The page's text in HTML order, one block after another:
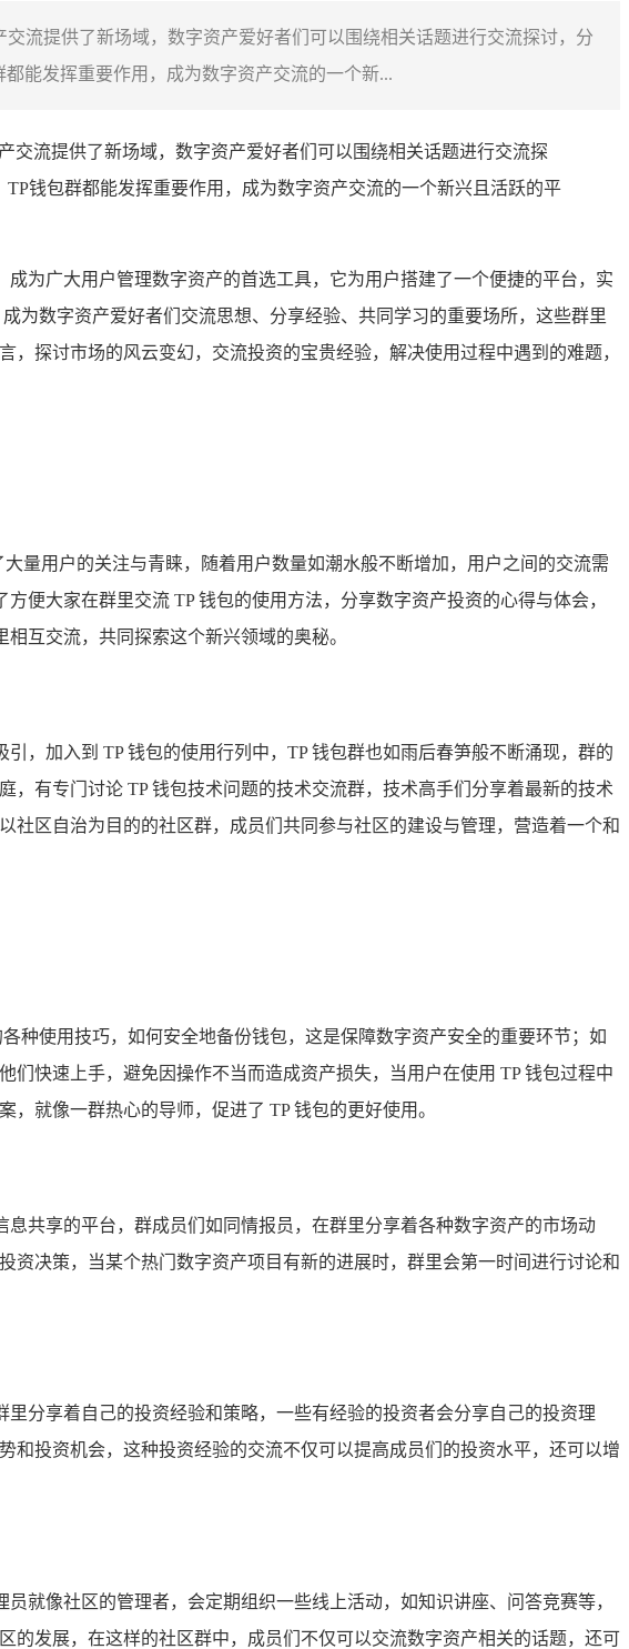
流提供了新场域，数字资产爱好者们可以围绕相关话题进行交流探讨，分
能发挥重要作用，成为数字资产交流的一个新...
交流提供了新场域，数字资产爱好者们可以围绕相关话题进行交流探
钱包群都能发挥重要作用，成为数字资产交流的一个新兴且活跃的平
为广大用户管理数字资产的首选工具，它为用户搭建了一个便捷的平台，实
为数字资产爱好者们交流思想、分享经验、共同学习的重要场所，这些群里
探讨市场的风云变幻，交流投资的宝贵经验，解决使用过程中遇到的难题，
量用户的关注与青睐，随着用户数量如潮水般不断增加，用户之间的交流需
便大家在群里交流 TP 钱包的使用方法，分享数字资产投资的心得与体会，
互交流，共同探索这个新兴领域的奥秘。
，加入到 TP 钱包的使用行列中，TP 钱包群也如雨后春笋般不断涌现，群的
有专门讨论 TP 钱包技术问题的技术交流群，技术高手们分享着最新的技术
区自治为目的的社区群，成员们共同参与社区的建设与管理，营造着一个和
种使用技巧，如何安全地备份钱包，这是保障数字资产安全的重要环节；如
快速上手，避免因操作不当而造成资产损失，当用户在使用 TP 钱包过程中
就像一群热心的导师，促进了 TP 钱包的更好使用。
共享的平台，群成员们如同情报员，在群里分享着各种数字资产的市场动
决策，当某个热门数字资产项目有新的进展时，群里会第一时间进行讨论和
分享着自己的投资经验和策略，一些有经验的投资者会分享自己的投资理
投资机会，这种投资经验的交流不仅可以提高成员们的投资水平，还可以增
就像社区的管理者，会定期组织一些线上活动，如知识讲座、问答竞赛等，
发展，在这样的社区群中，成员们不仅可以交流数字资产相关的话题，还可